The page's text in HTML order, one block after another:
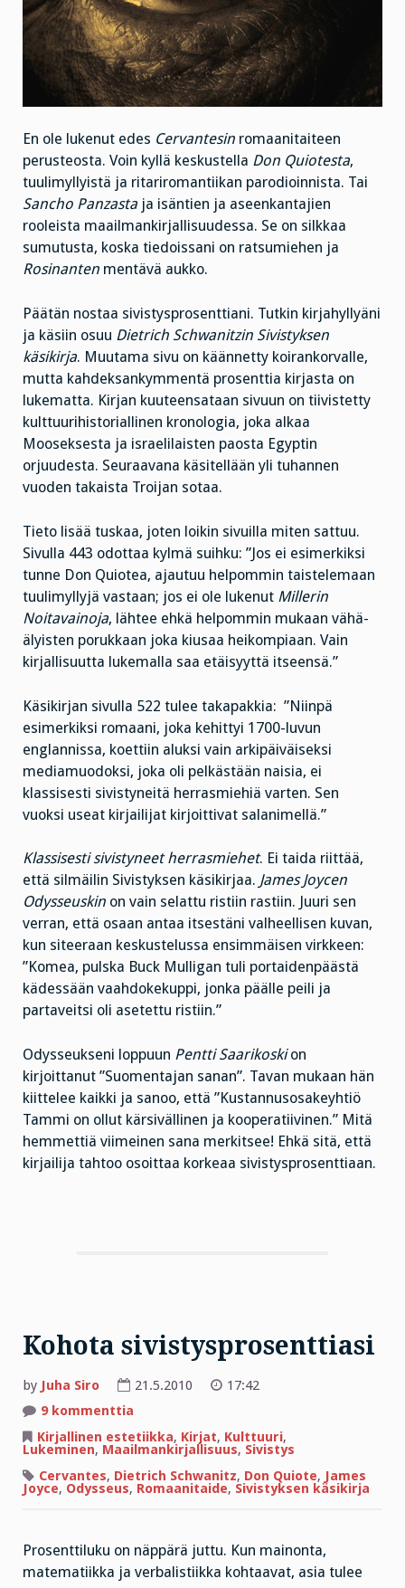
En ole lukenut edes Cervantesin romaanitaiteen
perusteosta. Voin kyllä keskustella Don Quiotesta,
tuulimyllyistä ja ritariromantiikan parodioinnista. Tai
Sancho Panzasta ja isäntien ja aseenkantajien
rooleista maailmankirjallisuudessa. Se on silkkaa
sumutusta, koska tiedoissani on ratsumiehen ja
Rosinanten mentävä aukko.
Päätän nostaa sivistysprosenttiani. Tutkin kirjahyllyäni
ja käsiin osuu Dietrich Schwanitzin Sivistyksen
käsikirja. Muutama sivu on käännetty koirankorvalle,
mutta kahdeksankymmentä prosenttia kirjasta on
lukematta. Kirjan kuuteensataan sivuun on tiivistetty
kulttuurihistoriallinen kronologia, joka alkaa
Mooseksesta ja israelilaisten paosta Egyptin
orjuudesta. Seuraavana käsitellään yli tuhannen
vuoden takaista Troijan sotaa.
Tieto lisää tuskaa, joten loikin sivuilla miten sattuu.
Sivulla 443 odottaa kylmä suihku: ”Jos ei esimerkiksi
tunne Don Quiotea, ajautuu helpommin taistelemaan
tuulimyllyjä vastaan; jos ei ole lukenut Millerin
Noitavainoja, lähtee ehkä helpommin mukaan vähä-
älyisten porukkaan joka kiusaa heikompiaan. Vain
kirjallisuutta lukemalla saa etäisyyttä itseensä.”
Käsikirjan sivulla 522 tulee takapakkia: ”Niinpä
esimerkiksi romaani, joka kehittyi 1700-luvun
englannissa, koettiin aluksi vain arkipäiväiseksi
mediamuodoksi, joka oli pelkästään naisia, ei
klassisesti sivistyneitä herrasmiehiä varten. Sen
vuoksi useat kirjailijat kirjoittivat salanimellä.”
Klassisesti sivistyneet herrasmiehet. Ei taida riittää,
että silmäilin Sivistyksen käsikirjaa. James Joycen
Odysseuskin on vain selattu ristiin rastiin. Juuri sen
verran, että osaan antaa itsestäni valheellisen kuvan,
kun siteeraan keskustelussa ensimmäisen virkkeen:
”Komea, pulska Buck Mulligan tuli portaidenpäästä
kädessään vaahdokekuppi, jonka päälle peili ja
partaveitsi oli asetettu ristiin.”
Odysseukseni loppuun Pentti Saarikoskion
kirjoittanut ”Suomentajan sanan”. Tavan mukaan hän
kiittelee kaikki ja sanoo, että ”Kustannusosakeyhtiö
Tammi on ollut kärsivällinen ja kooperatiivinen.” Mitä
hemmettiä viimeinen sana merkitsee! Ehkä sitä, että
kirjailija tahtoo osoittaa korkeaa sivistysprosenttiaan.
Kohota sivistysprosenttiasi
by Juha Siro 21.5.2010
17:42
9 kommenttia
sivistysprosenttiasi
Kirjallinen estetiikka, Kirjat, Kulttuuri,
Lukeminen, Maailmankirjallisuus, Sivistys
Cervantes, Dietrich Schwanitz, Don Quiote, James
Joyce, Odysseus, Romaanitaide, Sivistyksen käsikirja
Prosenttiluku on näppärä juttu. Kun mainonta,
matematiikka ja verbalistiikka kohtaavat, asia tulee